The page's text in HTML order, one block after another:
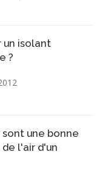
un isolant
?
une bonne
l'air d'un